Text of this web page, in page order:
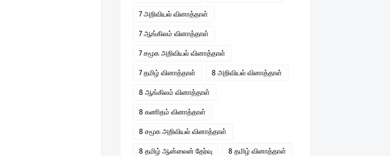
7 அறிவியல் வினாத்தாள்
7 ஆங்கிலம் வினாத்தாள்
7 சமூக அறிவியல் வினாத்தாள்
7 தமிழ் வினாத்தாள் 8 அறிவியல் வினாத்தாள்
8 ஆங்கிலம் வினாத்தாள்
8 கணிதம் வினாத்தாள்
8 சமூக அறிவியல் வினாத்தாள்
8 தமிழ் ஆன்லைன் தேர்வு 8 தமிழ் வினாத்தாள்